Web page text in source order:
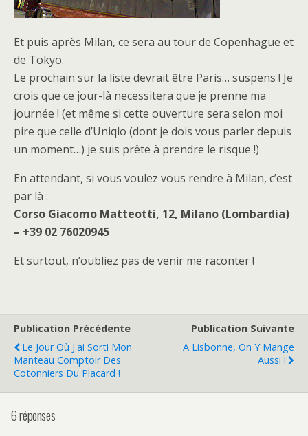
Et puis après Milan, ce sera au tour de Copenhague et
de Tokyo.
Le prochain sur la liste devrait être Paris… suspens ! Je
crois que ce jour-là necessitera que je prenne ma
journée ! (et même si cette ouverture sera selon moi
pire que celle d’Uniqlo (dont je dois vous parler depuis
un moment…) je suis prête à prendre le risque !)
En attendant, si vous voulez vous rendre à Milan, c’est
par là :
Corso Giacomo Matteotti, 12, Milano (Lombardia)
– +39 02 76020945
Et surtout, n’oubliez pas de venir me raconter !
Publication Précédente
Le Jour Où J'ai Sorti Mon
Manteau Comptoir Des
Cotonniers Du Placard !
Publication Suivante
A Lisbonne, On Y Mange
Aussi !
6 réponses